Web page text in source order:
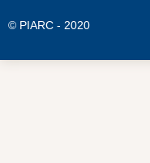
© PIARC - 2020